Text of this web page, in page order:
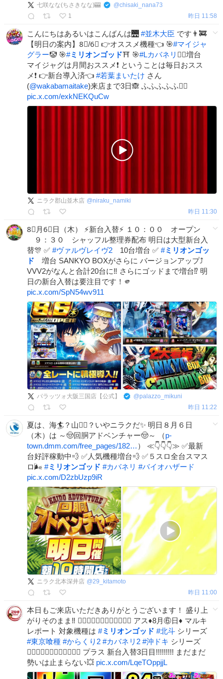
七咲なな(ちさきなな)🎰 @chisaki_nana73
1
昨日 11:58
こんにちはあるいはこんばんは🌉 #並木大臣 です👨‍🚒
【明日の案内】8⃣/6⃣ 👉オススメ機種👈 🎯#マイジャ
グラー🤡 🎯#ミリオンゴッド⛩️ 🎯#Lカバネリ 🧟‍♀️増台
マイジャグは月間おススメ❗️ ということは毎日おスス
メ❗️ 👉新台導入済👈 #若葉まいたけ さん
(@wakabamaitake)来店まで3日🙈 ふふふふふ🧗‍♂️
pic.x.com/exkNEKQuCw
ニラク郡山並木店 @niraku_namiki
昨日 11:30
8⃣月6⃣日（木） ⚡️新台入替⚡️ １０：００ オープン
９：３０ シャッフル整理券配布 明日は大型新台入
替🎊 ✅ #ヴァルヴレイヴ2 10台増台 ✅ #ミリオンゴッ
ド 増台 SANKYO BOXがさらに バージョンアップ⤴️
VVV2がなんと合計20台に‼️ さらにゴッドまで増台⁉️ 明
日の新台入替は要注目です！🫵
pic.x.com/SpN54wv911
パラッツォ大阪三国店【公式】 @palazzo_mikuni
昨日 11:22
夏は、海🏄？山🚵‍♀️？いやニラクだ✨ 明日８月６日
（木）は ～🤠回胴アドベンチャー🤠～ （p-
town.dmm.com/free_pages/182… ） ≪👇👇👇≫ ✅最新
台好評稼動中💨 ✅人気機種増台💨 ✅５スロ全台スマス
ロ🌬️ #ミリオンゴッド #カバネリ #バイオハザード
pic.x.com/D2zbUzp9iR
ニラク北本深井店 @29_kitamoto
昨日 11:00
本日もご来店いただきありがとうございます！ 盛り上
がりそのまま‼️ ❤️‍🔥❤️‍🔥❤️‍🔥❤️‍🔥❤️‍🔥❤️‍🔥 アス♦️8月⑥日♦️ マルキ
レポート 対象機種は #ミリオンゴッド #北斗 シリーズ
#東京喰種 #からくり2 #カバネリ2 #沖ドキ シリーズ
❤️‍🔥❤️‍🔥❤️‍🔥❤️‍🔥❤️‍🔥❤️‍🔥 プラス 新台入替3日目!!!!!!!!! まだまだ
勢いは止まらない💥 pic.x.com/LqeTOppjjL